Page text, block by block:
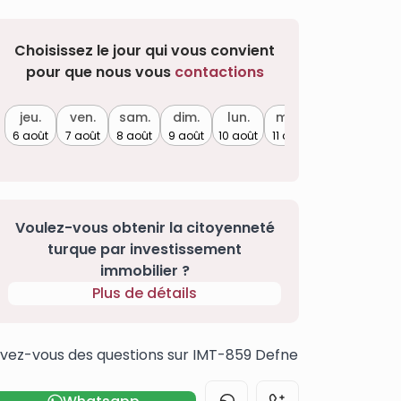
Choisissez le jour qui vous convient
pour que nous vous contactions
jeu.
6 août
ven.
7 août
sam.
8 août
dim.
9 août
lun.
10 août
mar.
11 août
Voulez-vous obtenir la citoyenneté
turque par investissement
immobilier ?
Plus de détails
vous des questions sur IMT-859 Defne